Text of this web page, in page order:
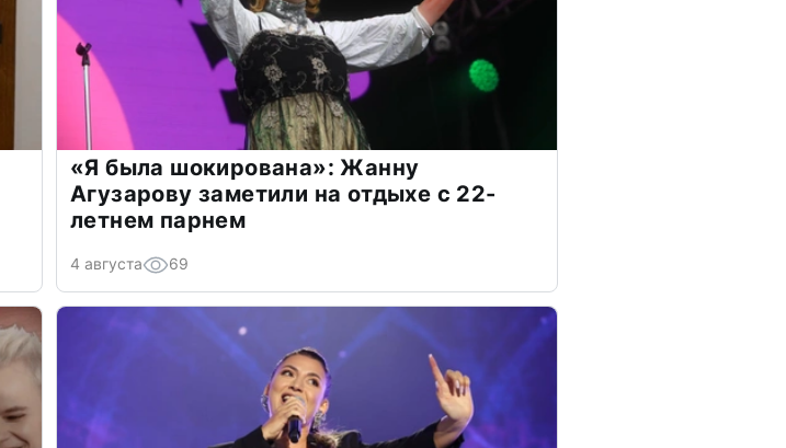
«Я была шокирована»: Жанну
Агузарову заметили на отдыхе с 22-
летнем парнем
4 августа 69